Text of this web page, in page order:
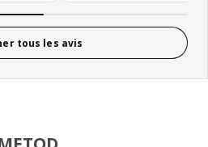
tous les avis